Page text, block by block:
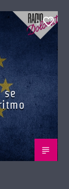
0
se